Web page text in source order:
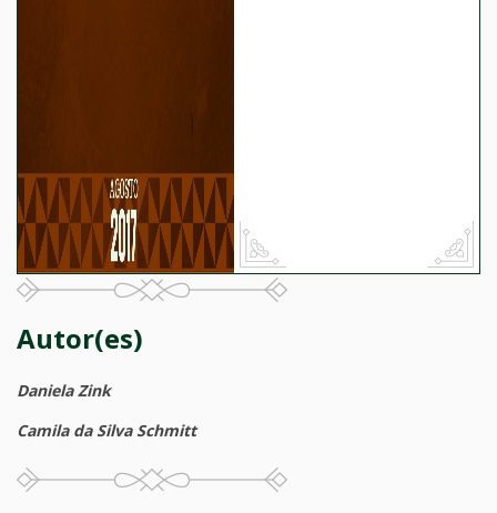
Autor(es)
Daniela Zink
Camila da Silva Schmitt